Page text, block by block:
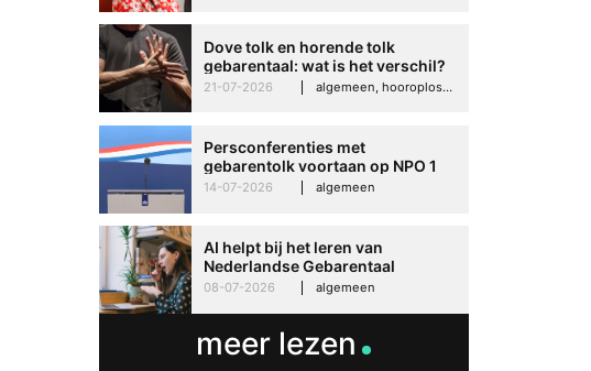
Dove tolk en horende tolk
gebarentaal: wat is het verschil?
21-07-2026 algemeen, hooroplossingen, hoorproblemen, samenleving & maatschappij
Persconferenties met
gebarentolk voortaan op NPO 1
Extra
14-07-2026 algemeen
AI helpt bij het leren van
Nederlandse Gebarentaal
08-07-2026 algemeen
meer lezen